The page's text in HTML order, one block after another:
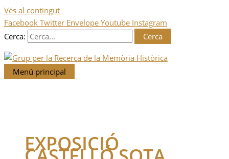
Vés al contingut
Facebook Twitter Envelope Youtube Instagram
Cerca:
Menú principal
EXPOSICIÓ